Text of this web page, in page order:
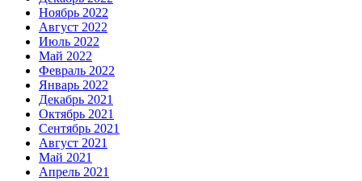
Ноябрь 2022
Август 2022
Июль 2022
Май 2022
Февраль 2022
Январь 2022
Декабрь 2021
Октябрь 2021
Сентябрь 2021
Август 2021
Май 2021
Апрель 2021